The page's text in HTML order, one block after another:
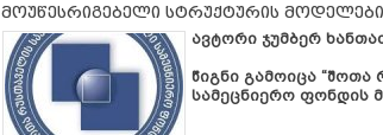
მოუწესრიგებელი სტრუქტურის მოდელები
ავტორი ჯუმბერ
წიგნი გამოიცა
სამეცნიერო ფონდის